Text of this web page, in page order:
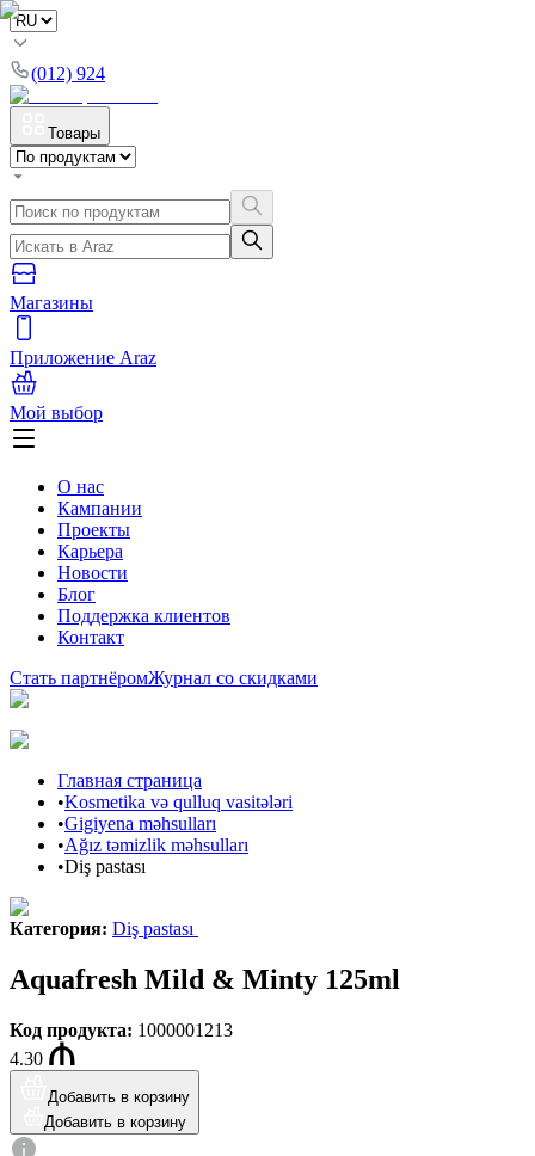
(012) 924
Товары
Магазины
Приложение Araz
Мой выбор
О нас
Кампании
Проекты
Карьера
Новости
Блог
Поддержка клиентов
Контакт
Стать партнёромЖурнал со скидками
Главная страница
•Kosmetika və qulluq vasitələri
•Gigiyena məhsulları
•Ağız təmizlik məhsulları
•Diş pastası
Категория: Diş pastası
Aquafresh Mild & Minty 125ml
Код продукта: 1000001213
4.30
Добавить в корзину
Добавить в корзину